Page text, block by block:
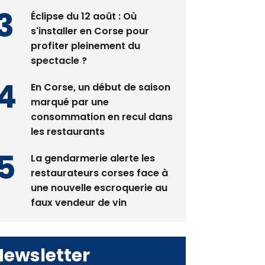
Éclipse du 12 août : Où
s'installer en Corse pour
profiter pleinement du
spectacle ?
En Corse, un début de saison
marqué par une
consommation en recul dans
les restaurants
La gendarmerie alerte les
restaurateurs corses face à
une nouvelle escroquerie au
faux vendeur de vin